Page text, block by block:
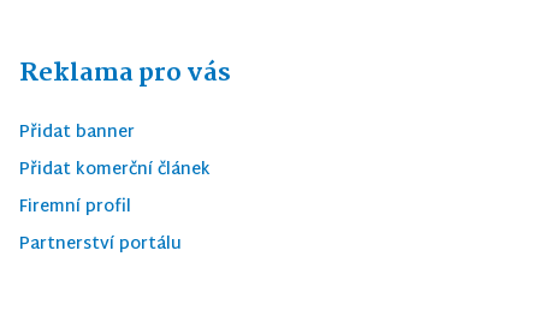
Reklama pro vás
Přidat banner
Přidat komerční článek
Firemní profil
Partnerství portálu